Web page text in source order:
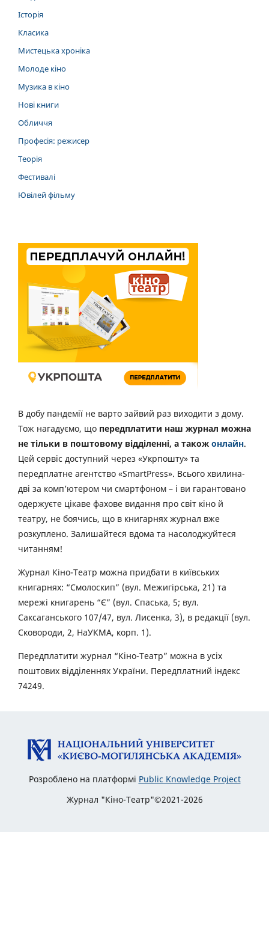
Історія
Класика
Мистецька хроніка
Молоде кіно
Музика в кіно
Нові книги
Обличчя
Професія: режисер
Теорія
Фестивалі
Ювілей фільму
В добу пандемії не варто зайвий раз виходити з дому.
Тож нагадуємо, що передплатити наш журнал можна
не тільки в поштовому відділенні, а також онлайн.
Цей сервіс доступний через «Укрпошту» та
передплатне агентство «SmartPress». Всього хвилина-
дві за комп’ютером чи смартфоном – і ви гарантовано
одержуєте цікаве фахове видання про світ кіно й
театру, не боячись, що в книгарнях журнал вже
розкуплено. Залишайтеся вдома та насолоджуйтеся
читанням!
Журнал Кіно-Театр можна придбати в київських
книгарнях: “Смолоскип” (вул. Межигірська, 21) та
мережі книгарень “Є” (вул. Спаська, 5; вул.
Саксаганського 107/47, вул. Лисенка, 3), в редакції (вул.
Сковороди, 2, НаУКМА, корп. 1).
Передплатити журнал “Кіно-Театр” можна в усіх
поштових відділеннях України. Передплатний індекс
74249.
Розроблено на платформі Public Knowledge Project
Журнал "Кіно-Театр"©2021-2026